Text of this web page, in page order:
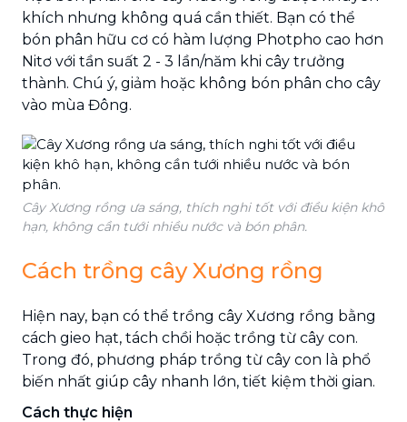
khích nhưng không quá cần thiết. Bạn có thể
bón phân hữu cơ có hàm lượng Photpho cao hơn
Nitơ với tần suất 2 - 3 lần/năm khi cây trưởng
thành. Chú ý, giảm hoặc không bón phân cho cây
vào mùa Đông.
Cây Xương rồng ưa sáng, thích nghi tốt với điều kiện khô
hạn, không cần tưới nhiều nước và bón phân.
Cách trồng cây Xương rồng
Hiện nay, bạn có thể trồng cây Xương rồng bằng
cách gieo hạt, tách chồi hoặc trồng từ cây con.
Trong đó, phương pháp trồng từ cây con là phổ
biến nhất giúp cây nhanh lớn, tiết kiệm thời gian.
Cách thực hiện